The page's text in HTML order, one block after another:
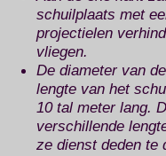
schuilplaats met
projectielen
vliegen.
De diameter van
lengte van het
10 tal meter lang.
verschillende
ze dienst deden te